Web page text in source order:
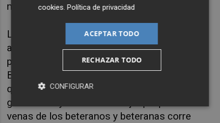
municipio hasta bien entrada la madrugada.
La pólvora seguirá presente el día 17 de
agosto con la Cordà Infantil, donde los
protagonistas son los más pequeños de
Bétera. Un evento pirotécnico, que muestra
que la pólvora va de generación en
generación y donde se refleja que por las
venas de los beteranos y beteranas corre
cookies.Política de privacidad
ACEPTAR TODO
RECHAZAR TODO
CONFIGURAR